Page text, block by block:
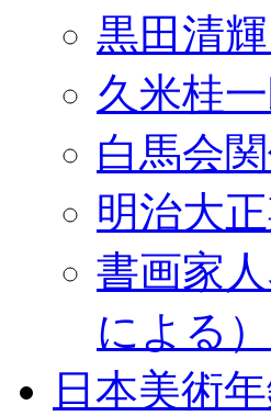
黒田清
久米桂
白馬会
明治大
書画家
による）
日本美術